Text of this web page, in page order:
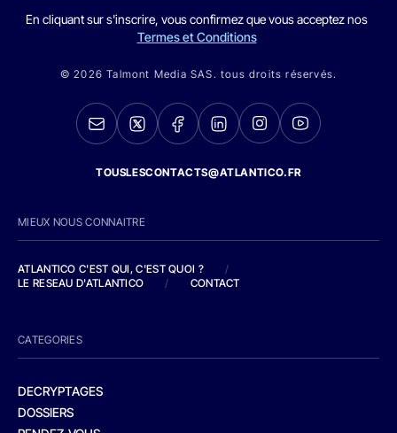
En cliquant sur s'inscrire, vous confirmez que vous acceptez nos
Termes et Conditions
© 2026 Talmont Media SAS. tous droits réservés.
TOUSLESCONTACTS@ATLANTICO.FR
MIEUX NOUS CONNAITRE
ATLANTICO C'EST QUI, C'EST QUOI ?
/
LE RESEAU D'ATLANTICO
/ CONTACT
CATEGORIES
DECRYPTAGES
DOSSIERS